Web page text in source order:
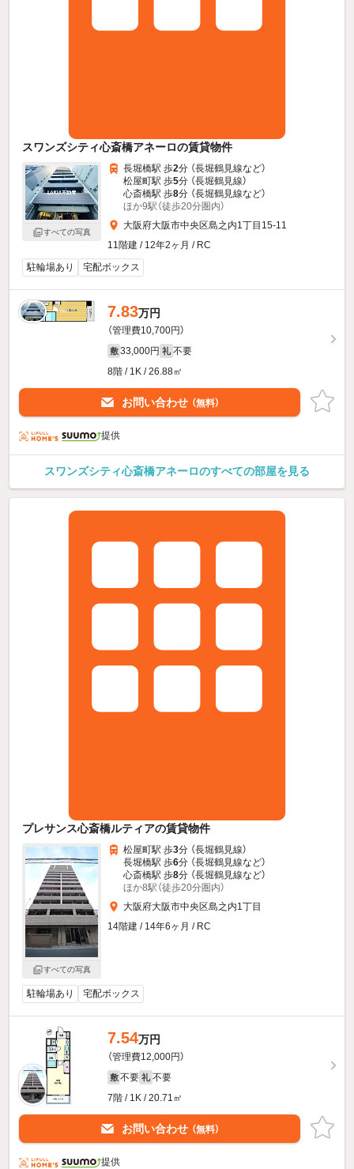
スワンズシティ心斎橋アネーロの賃貸物件
すべての写真
長堀橋駅 歩2分 （長堀鶴見線など）
松屋町駅 歩5分 （長堀鶴見線）
心斎橋駅 歩8分 （長堀鶴見線など）
ほか9駅（徒歩20分圏内）
大阪府大阪市中央区島之内1丁目15-11
11階建 / 12年2ヶ月 / RC
駐輪場あり
宅配ボックス
7.83万円
（管理費10,700円）
敷 33,000円 礼 不要
8階 / 1K / 26.88㎡
お問い合わせ （無料）
提供
スワンズシティ心斎橋アネーロのすべての部屋を見る
プレサンス心斎橋ルティアの賃貸物件
すべての写真
松屋町駅 歩3分 （長堀鶴見線）
長堀橋駅 歩6分 （長堀鶴見線など）
心斎橋駅 歩8分 （長堀鶴見線など）
ほか8駅（徒歩20分圏内）
大阪府大阪市中央区島之内1丁目
14階建 / 14年6ヶ月 / RC
駐輪場あり 宅配ボックス
7.54万円
（管理費12,000円）
敷 不要 礼 不要
7階 / 1K / 20.71㎡
お問い合わせ （無料）
提供